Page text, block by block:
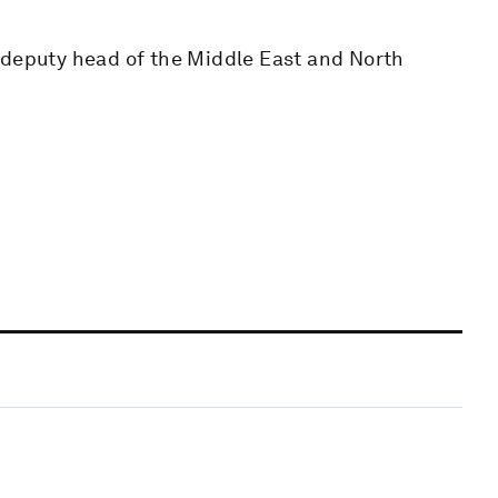
head of the Middle East and North